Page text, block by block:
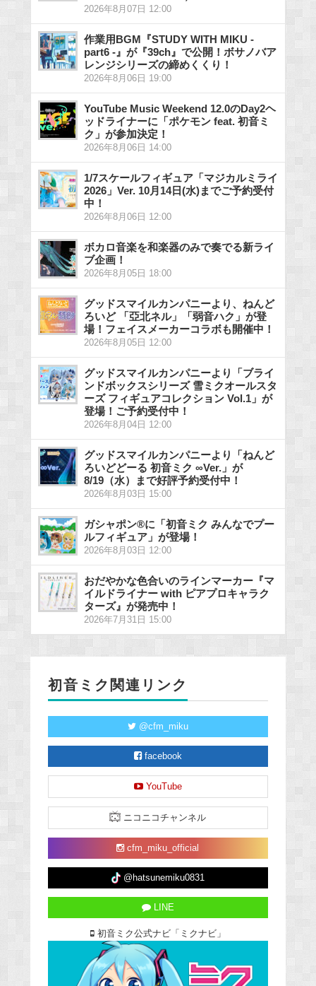
2026年8月07日 12:00
作業用BGM『STUDY WITH MIKU -
part6 -』が『39ch』で公開！ボサノバア
レンジシリーズの締めくくり！
2026年8月06日 19:00
YouTube Music Weekend 12.0のDay2ヘ
ッドライナーに「ポケモン feat. 初音ミ
ク」が参加決定！
2026年8月06日 14:00
1/7スケールフィギュア「マジカルミライ
2026」Ver. 10月14日(水)までご予約受付
中！
2026年8月06日 12:00
ボカロ音楽を和楽器のみで奏でる新ライ
ブ企画！
2026年8月05日 18:00
グッドスマイルカンパニーより、ねんど
ろいど 「亞北ネル」「弱音ハク」が登
場！フェイスメーカーコラボも開催中！
2026年8月05日 12:00
グッドスマイルカンパニーより「ブライ
ンドボックスシリーズ 雪ミクオールスタ
ーズ フィギュアコレクション Vol.1」が
登場！ご予約受付中！
2026年8月04日 12:00
グッドスマイルカンパニーより「ねんど
ろいどどーる 初音ミク ∞Ver.」が
8/19（水）まで好評予約受付中！
2026年8月03日 15:00
ガシャポン®に「初音ミク みんなでプー
ルフィギュア」が登場！
2026年8月03日 12:00
おだやかな色合いのラインマーカー『マ
イルドライナー with ピアプロキャラク
ターズ』が発売中！
2026年7月31日 15:00
初音ミク関連リンク
@cfm_miku
facebook
YouTube
ニコニコチャンネル
cfm_miku_official
@hatsunemiku0831
LINE
初音ミク公式ナビ「ミクナビ」